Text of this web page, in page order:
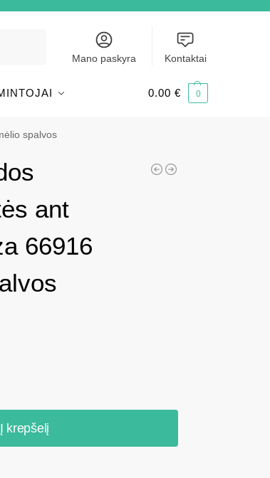
Mano paskyra Kontaktai
0.00 € 0
spalvos
ant
66916
Į krepšelį